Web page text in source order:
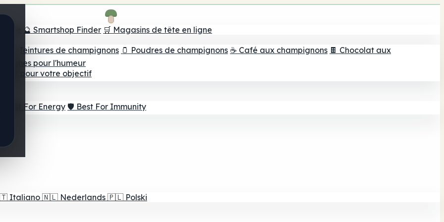
tête 🔮 Smartshop Finder 🛒 Magasins de tête en ligne
💧 Teintures de champignons 🫙 Poudres de champignons ☕ Café aux champignons 🍫 Chocolat aux
Gommes pour l'humeur
pour votre objectif
⚡ Best For Energy 🛡️ Best For Immunity
Italiano 🇳🇱 Nederlands 🇵🇱 Polski